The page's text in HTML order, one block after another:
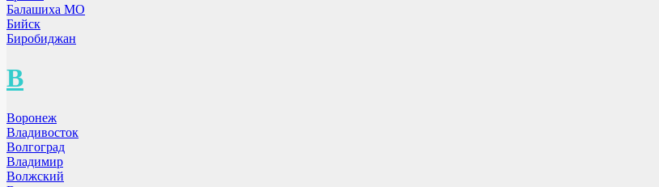
Балашиха МО
Бийск
Биробиджан
В
Воронеж
Владивосток
Волгоград
Владимир
Волжский